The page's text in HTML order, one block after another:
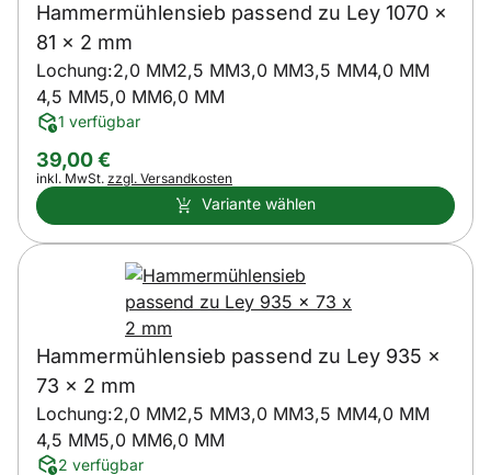
Hammermühlensieb passend zu Ley 1070 x
81 x 2 mm
Lochung:2,0 MM2,5 MM3,0 MM3,5 MM4,0 MM
4,5 MM5,0 MM6,0 MM
1 verfügbar
39,00€
Steuerhinweis:
inkl. MwSt. zzgl. Versandkosten
Variante wählen
Hammermühlensieb passend zu Ley 935 x
73 x 2 mm
Lochung:2,0 MM2,5 MM3,0 MM3,5 MM4,0 MM
4,5 MM5,0 MM6,0 MM
2 verfügbar